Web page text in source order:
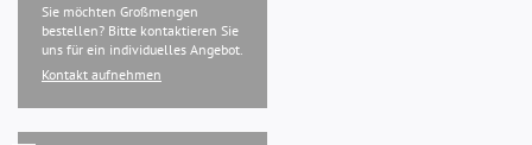
Sie möchten Großmengen
bestellen? Bitte kontaktieren Sie
uns für ein individuelles Angebot.
Kontakt aufnehmen